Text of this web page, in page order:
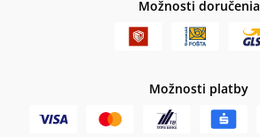
Možnosti doručenia
Možnosti platby